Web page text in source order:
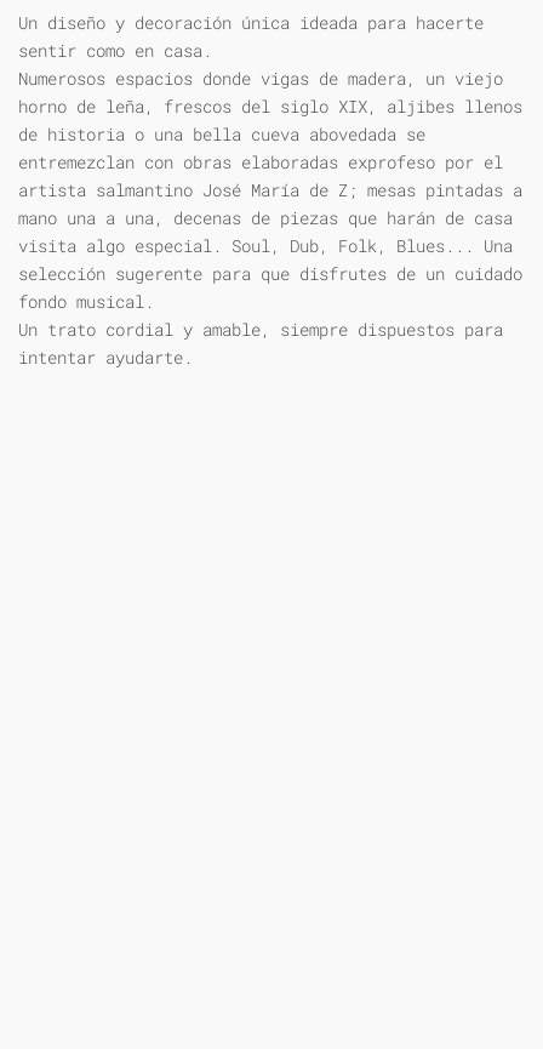
Un diseño y decoración única ideada para hacerte
sentir como en casa.
Numerosos espacios donde vigas de madera, un viejo
horno de leña, frescos del siglo XIX, aljibes llenos
de historia o una bella cueva abovedada se
entremezclan con obras elaboradas exprofeso por el
artista salmantino José María de Z; mesas pintadas a
mano una a una, decenas de piezas que harán de casa
visita algo especial. Soul, Dub, Folk, Blues... Una
selección sugerente para que disfrutes de un cuidado
fondo musical.
Un trato cordial y amable, siempre dispuestos para
intentar ayudarte.